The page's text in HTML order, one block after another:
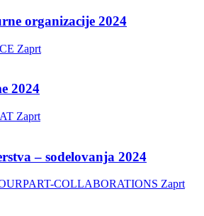
organizacije 2024
Zaprt
2024
Zaprt
– sodelovanja 2024
COLLABORATIONS Zaprt